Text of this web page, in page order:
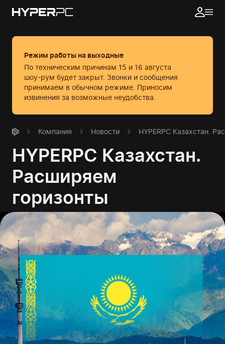
Режим работы на выходные
По техническим причинам 15 и 16 августа
шоу-рум будет закрыт. Звонки и сообщения
принимаем в обычном режиме. Приносим
извинения за возможные неудобства.
Компания Новости HYPERPC Казахстан.
HYPERPC Казахстан.
Расширяем
горизонты